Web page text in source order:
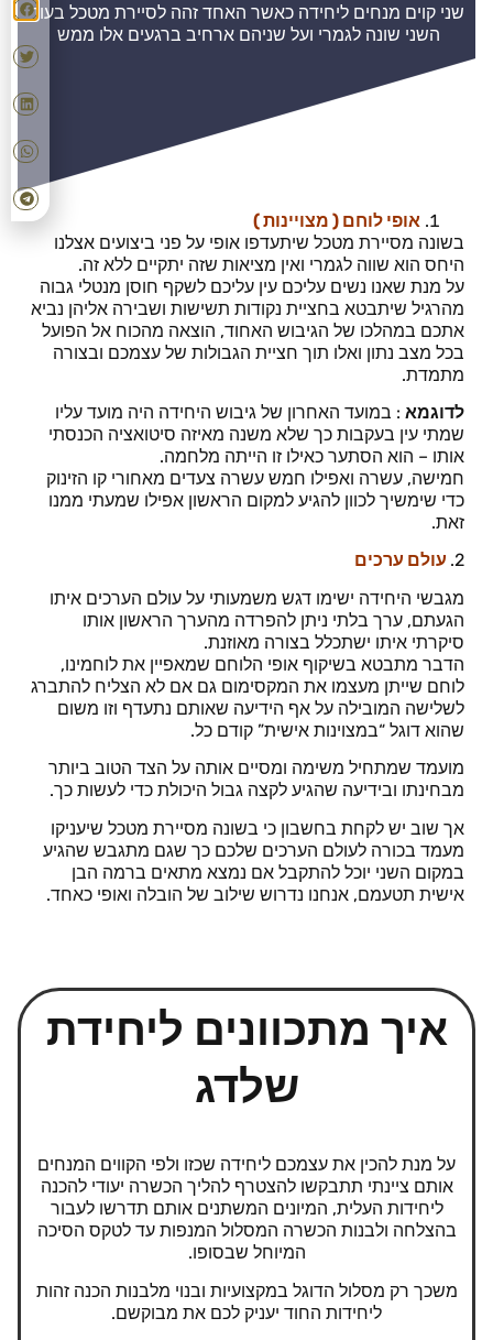
שני קוים מנחים ליחידה כאשר האחד זהה לסיירת מטכל בעוד
השני שונה לגמרי ועל שניהם ארחיב ברגעים אלו ממש
אופי לוחם ( מצויינות )
בשונה מסיירת מטכל שיתעדפו אופי על פני ביצועים אצלנו
היחס הוא שווה לגמרי ואין מציאות שזה יתקיים ללא זה.
על מנת שאנו נשים עליכם עין עליכם לשקף חוסן מנטלי גבוה
מהרגיל שיתבטא בחציית נקודות תשישות ושבירה אליהן נביא
אתכם במהלכו של הגיבוש האחוד, הוצאה מהכוח אל הפועל
בכל מצב נתון ואלו תוך חציית הגבולות של עצמכם ובצורה
מתמדת.
לדוגמא : במועד האחרון של גיבוש היחידה היה מועד עליו
שמתי עין בעקבות כך שלא משנה מאיזה סיטואציה הכנסתי
אותו – הוא הסתער כאילו זו הייתה מלחמה.
חמישה, עשרה ואפילו חמש עשרה צעדים מאחורי קו הזינוק
כדי שימשיך לכוון להגיע למקום הראשון אפילו שמעתי ממנו
זאת.
2. עולם ערכים
מגבשי היחידה ישימו דגש משמעותי על עולם הערכים איתו
הגעתם, ערך בלתי ניתן להפרדה מהערך הראשון אותו
סיקרתי איתו ישתכלל בצורה מאוזנת.
הדבר מתבטא בשיקוף אופי הלוחם שמאפיין את לוחמינו,
לוחם שייתן מעצמו את המקסימום גם אם לא הצליח להתברג
לשלישה המובילה על אף הידיעה שאותם נתעדף וזו משום
שהוא דוגל “במצוינות אישית” קודם כל.
מועמד שמתחיל משימה ומסיים אותה על הצד הטוב ביותר
מבחינתו ובידיעה שהגיע לקצה גבול היכולת כדי לעשות כך.
אך שוב יש לקחת בחשבון כי בשונה מסיירת מטכל שיעניקו
מעמד בכורה לעולם הערכים שלכם כך שגם מתגבש שהגיע
במקום השני יוכל להתקבל אם נמצא מתאים ברמה הבן
אישית תטעמם, אנחנו נדרוש שילוב של הובלה ואופי כאחד.
איך מתכוונים ליחידת
שלדג
על מנת להכין את עצמכם ליחידה שכזו ולפי הקווים המנחים
אותם ציינתי תתבקשו להצטרף להליך הכשרה יעודי להכנה
ליחידות העלית, המיונים המשתנים אותם תדרשו לעבור
בהצלחה ולבנות הכשרה המסלול המנפות עד לטקס הסיכה
המיוחל שבסופו.
משכך רק מסלול הדוגל במקצועיות ובנוי מלבנות הכנה זהות
ליחידות החוד יעניק לכם את מבוקשם.